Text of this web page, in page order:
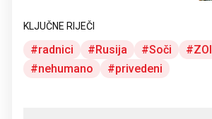
KLJUČNE RIJEČI
radnici Rusija Soči
ZOI
nehumano
privedeni